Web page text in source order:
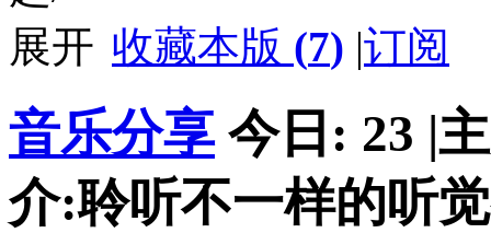
收藏本版 (7) |订阅
音乐分享 今日: 23 |
介:聆听不一样的听